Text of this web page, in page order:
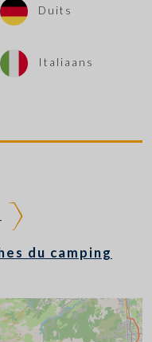
Duits
Italiaans
du camping